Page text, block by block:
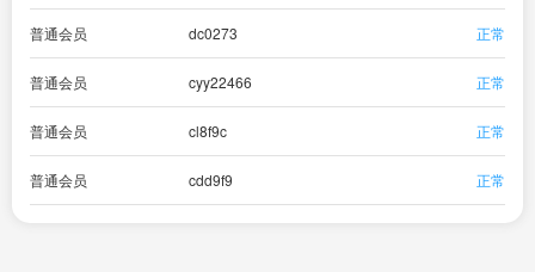
普通会员 dc0273 正常
普通会员 cyy22466 正常
普通会员 cl8f9c 正常
普通会员 cdd9f9 正常